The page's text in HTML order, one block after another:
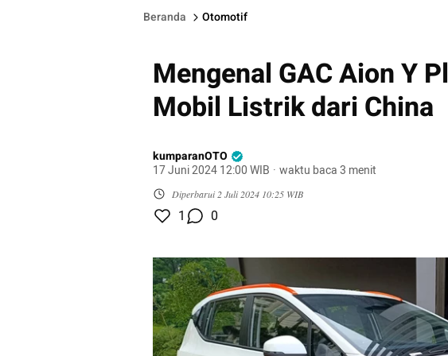
Beranda Otomotif
Mengenal GAC Aion Y
Mobil Listrik dari China
kumparanOTO
17 Juni 2024 12:00 WIB · waktu baca 3 menit
Diperbarui2 Juli 2024 10:25 WIB
1 0